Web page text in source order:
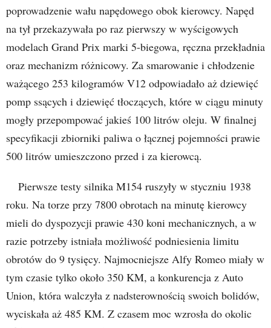
poprowadzenie wału napędowego obok kierowcy. Napęd
na tył przekazywała po raz pierwszy w wyścigowych
modelach Grand Prix marki 5-biegowa, ręczna przekładnia
oraz mechanizm różnicowy. Za smarowanie i chłodzenie
ważącego 253 kilogramów V12 odpowiadało aż dziewięć
pomp ssących i dziewięć tłoczących, które w ciągu minuty
mogły przepompować jakieś 100 litrów oleju. W finalnej
specyfikacji zbiorniki paliwa o łącznej pojemności prawie
500 litrów umieszczono przed i za kierowcą.
Pierwsze testy silnika M154 ruszyły w styczniu 1938
roku. Na torze przy 7800 obrotach na minutę kierowcy
mieli do dyspozycji prawie 430 koni mechanicznych, a w
razie potrzeby istniała możliwość podniesienia limitu
obrotów do 9 tysięcy. Najmocniejsze Alfy Romeo miały w
tym czasie tylko około 350 KM, a konkurencja z Auto
Union, która walczyła z nadsterownością swoich bolidów,
wyciskała aż 485 KM. Z czasem moc wzrosła do okolic